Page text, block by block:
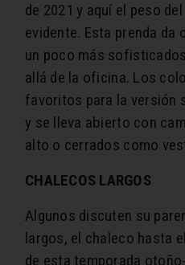
de 2021 y aquí el peso del
evidente. Esta prenda
un poco más
allá de la oficina. Los
favoritos para la versión
y se lleva abierto con
alto o cerrados como
CHALECOS LARGOS
Algunos discuten su
largos, el chaleco hasta
de esta temporada